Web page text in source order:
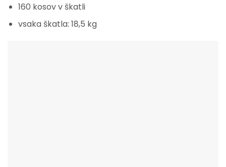
160 kosov v škatli
vsaka škatla: 18,5 kg